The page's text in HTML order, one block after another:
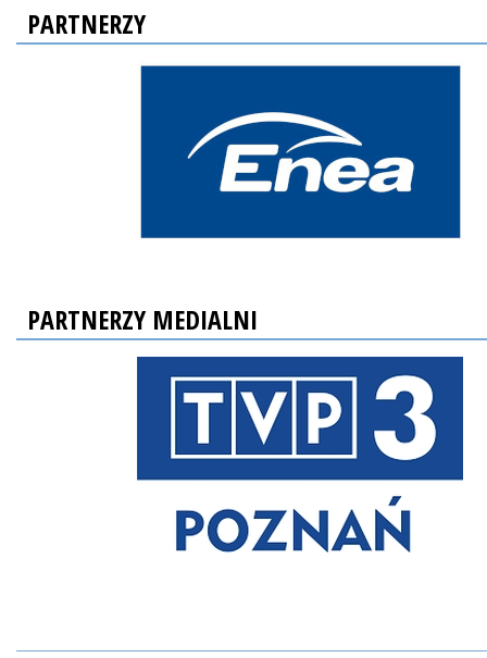
PARTNERZY
PARTNERZY MEDIALNI